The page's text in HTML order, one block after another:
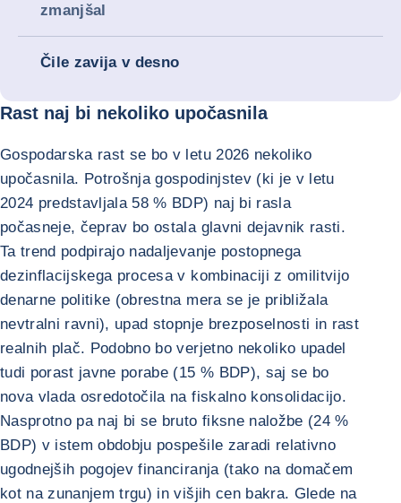
zmanjšal
Čile zavija v desno
Rast naj bi nekoliko upočasnila
Gospodarska rast se bo v letu 2026 nekoliko
upočasnila. Potrošnja gospodinjstev (ki je v letu
2024 predstavljala 58 % BDP) naj bi rasla
počasneje, čeprav bo ostala glavni dejavnik rasti.
Ta trend podpirajo nadaljevanje postopnega
dezinflacijskega procesa v kombinaciji z omilitvijo
denarne politike (obrestna mera se je približala
nevtralni ravni), upad stopnje brezposelnosti in rast
realnih plač. Podobno bo verjetno nekoliko upadel
tudi porast javne porabe (15 % BDP), saj se bo
nova vlada osredotočila na fiskalno konsolidacijo.
Nasprotno pa naj bi se bruto fiksne naložbe (24 %
BDP) v istem obdobju pospešile zaradi relativno
ugodnejših pogojev financiranja (tako na domačem
kot na zunanjem trgu) in višjih cen bakra. Glede na